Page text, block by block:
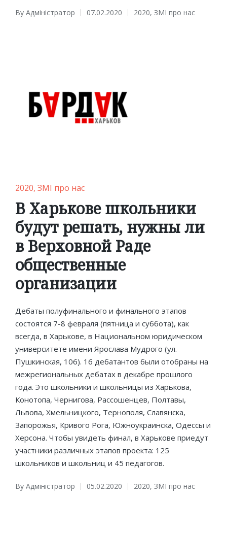
Posted
By Адміністратор 07.02.2020
Posted
2020, ЗМІ про нас
Posted
in
2020 ЗМІ про нас
В Харькове школьники
будут решать, нужны ли
в Верховной Раде
общественные
организации
Дебаты полуфинального и финального этапов
состоятся 7-8 февраля (пятница и суббота), как
всегда, в Харькове, в Национальном юридическом
университете имени Ярослава Мудрого (ул.
Пушкинская, 106). 16 дебатантов были отобраны на
межрегиональных дебатах в декабре прошлого
года. Это школьники и школьницы из Харькова,
Конотопа, Чернигова, Рассошенцев, Полтавы,
Львова, Хмельницкого, Тернополя, Славянска,
Запорожья, Кривого Рога, Южноукраинска, Одессы и
Херсона. Чтобы увидеть финал, в Харькове приедут
участники различных этапов проекта: 125
школьников и школьниц и 45 педагогов.
Posted
By Адміністратор 05.02.2020
Posted
2020, ЗМІ про нас